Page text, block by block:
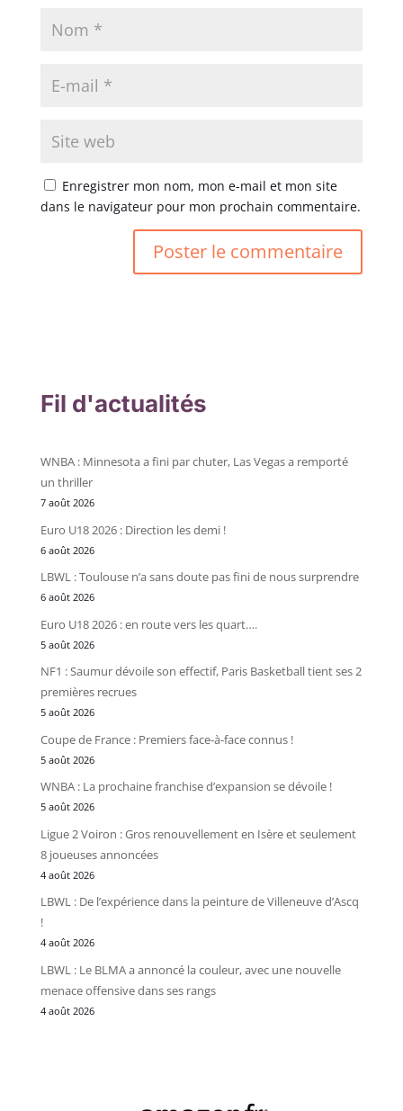
Enregistrer mon nom, mon e-mail et mon site
dans le navigateur pour mon prochain commentaire.
Fil d'actualités
WNBA : Minnesota a fini par chuter, Las Vegas a remporté
un thriller
7 août 2026
Euro U18 2026 : Direction les demi !
6 août 2026
LBWL : Toulouse n’a sans doute pas fini de nous surprendre
6 août 2026
Euro U18 2026 : en route vers les quart….
5 août 2026
NF1 : Saumur dévoile son effectif, Paris Basketball tient ses 2
premières recrues
5 août 2026
Coupe de France : Premiers face-à-face connus !
5 août 2026
WNBA : La prochaine franchise d’expansion se dévoile !
5 août 2026
Ligue 2 Voiron : Gros renouvellement en Isère et seulement
8 joueuses annoncées
4 août 2026
LBWL : De l’expérience dans la peinture de Villeneuve d’Ascq
!
4 août 2026
LBWL : Le BLMA a annoncé la couleur, avec une nouvelle
menace offensive dans ses rangs
4 août 2026